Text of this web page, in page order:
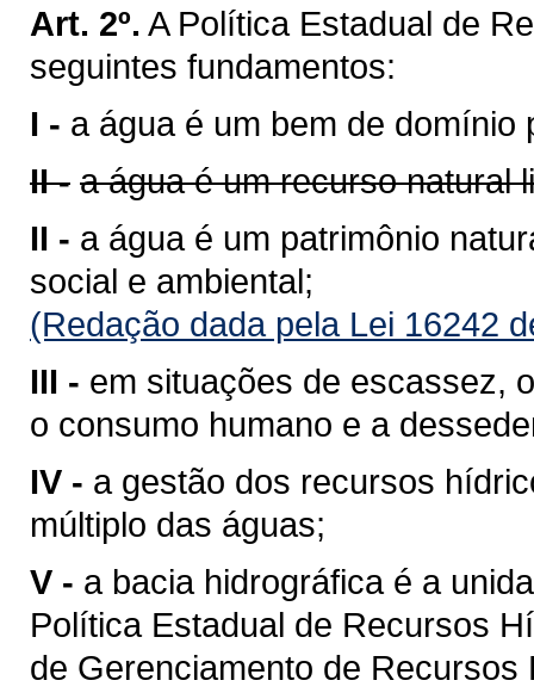
Art. 2º. A Política Estadual de
seguintes fundamentos:
I - a água é um bem de domínio
II - a água é um recurso natural
II - a água é um patrimônio
social e ambiental;
(Redação dada pela Lei 16242
III - em situações de escassez,
o consumo humano e a
IV - a gestão dos recursos
múltiplo das águas;
V - a bacia hidrográfica é a
Política Estadual de Recursos
de Gerenciamento de Recursos